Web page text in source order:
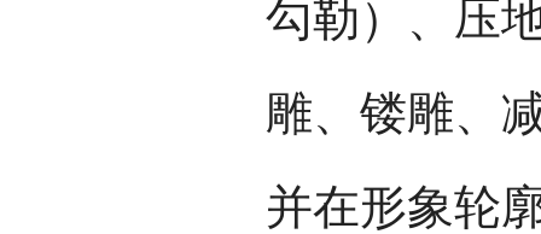
勾勒）、压
雕、镂雕、
并在形象轮